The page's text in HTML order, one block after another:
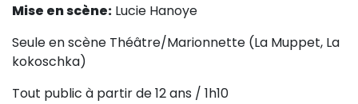
Sur le fond
(Fonctionnement, gouvernance, groupes de travail,
Sur le terrain
(Portraits, actions, collaborations)
Mise en scène: Lucie Hanoye
Seule en scène Théâtre/Marionnette (La Muppet, La
kokoschka)
Tout public à partir de 12 ans / 1h10